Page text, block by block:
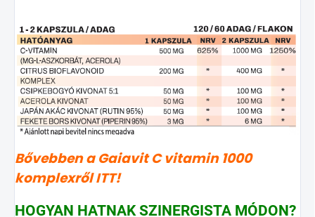
Bővebben a Gaiavit C vitamin 1000
komplexről ITT!
HOGYAN HATNAK SZINERGISTA MÓDON?